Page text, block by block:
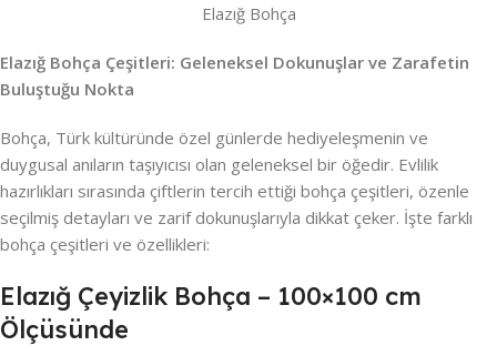
Elazığ Bohça
Elazığ Bohça Çeşitleri: Geleneksel Dokunuşlar ve Zarafetin
Buluştuğu Nokta
Bohça, Türk kültüründe özel günlerde hediyeleşmenin ve
duygusal anıların taşıyıcısı olan geleneksel bir öğedir. Evlilik
hazırlıkları sırasında çiftlerin tercih ettiği bohça çeşitleri, özenle
seçilmiş detayları ve zarif dokunuşlarıyla dikkat çeker. İşte farklı
bohça çeşitleri ve özellikleri:
Elazığ Çeyizlik Bohça – 100×100 cm
Ölçüsünde